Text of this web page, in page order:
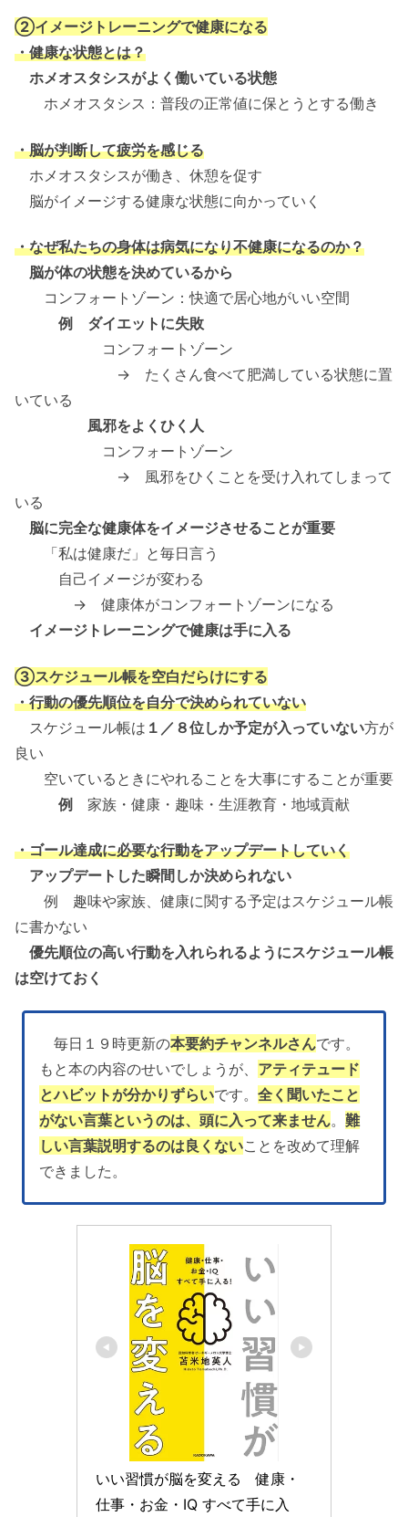
②イメージトレーニングで健康になる
・健康な状態とは？
ホメオスタシスがよく働いている状態
ホメオスタシス：普段の正常値に保とうとする働き
・脳が判断して疲労を感じる
ホメオスタシスが働き、休憩を促す
脳がイメージする健康な状態に向かっていく
・なぜ私たちの身体は病気になり不健康になるのか？
脳が体の状態を決めているから
コンフォートゾーン：快適で居心地がいい空間
例 ダイエットに失敗
コンフォートゾーン
→ たくさん食べて肥満している状態に置
いている
風邪をよくひく人
コンフォートゾーン
→ 風邪をひくことを受け入れてしまって
いる
脳に完全な健康体をイメージさせることが重要
「私は健康だ」と毎日言う
自己イメージが変わる
→ 健康体がコンフォートゾーンになる
イメージトレーニングで健康は手に入る
③スケジュール帳を空白だらけにする
・行動の優先順位を自分で決められていない
スケジュール帳は １／８位しか予定が入っていない方が
良い
空いているときにやれることを大事にすることが重要
例 家族・健康・趣味・生涯教育・地域貢献
・ゴール達成に必要な行動をアップデートしていく
アップデートした瞬間しか決められない
例 趣味や家族、健康に関する予定はスケジュール帳
に書かない
優先順位の高い行動を入れられるようにスケジュール帳
は空けておく
毎日１９時更新の本要約チャンネルさんです。
もと本の内容のせいでしょうが、 アティテュード
とハビットが分かりずらいです。全く聞いたこと
がない言葉というのは、頭に入って来ません。難
しい言葉説明するのは良くないことを改めて理解
できました。
いい習慣が脳を変える　健康・
仕事・お金・IQ すべて手に入